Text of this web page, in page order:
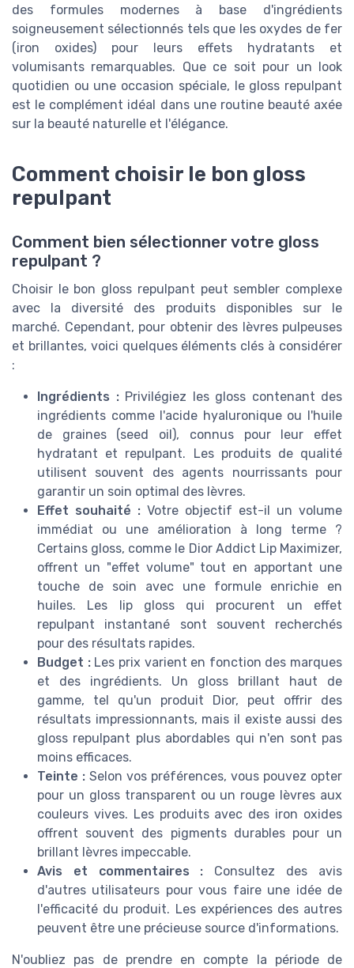
des formules modernes à base d'ingrédients
soigneusement sélectionnés tels que les oxydes de fer
(iron oxides) pour leurs effets hydratants et
volumisants remarquables. Que ce soit pour un look
quotidien ou une occasion spéciale, le gloss repulpant
est le complément idéal dans une routine beauté axée
sur la beauté naturelle et l'élégance.
Comment choisir le bon gloss
repulpant
Comment bien sélectionner votre gloss
repulpant ?
Choisir le bon gloss repulpant peut sembler complexe
avec la diversité des produits disponibles sur le
marché. Cependant, pour obtenir des lèvres pulpeuses
et brillantes, voici quelques éléments clés à considérer
:
Ingrédients :Privilégiez les gloss contenant des
ingrédients comme l'acide hyaluronique ou l'huile
de graines (seed oil), connus pour leur effet
hydratant et repulpant. Les produits de qualité
utilisent souvent des agents nourrissants pour
garantir un soin optimal des lèvres.
Effet souhaité : Votre objectif est-il un volume
immédiat ou une amélioration à long terme ?
Certains gloss, comme le Dior Addict Lip Maximizer,
offrent un "effet volume" tout en apportant une
touche de soin avec une formule enrichie en
huiles. Les lip gloss qui procurent un effet
repulpant instantané sont souvent recherchés
pour des résultats rapides.
Budget :Les prix varient en fonction des marques
et des ingrédients. Un gloss brillant haut de
gamme, tel qu'un produit Dior, peut offrir des
résultats impressionnants, mais il existe aussi des
gloss repulpant plus abordables qui n'en sont pas
moins efficaces.
Teinte : Selon vos préférences, vous pouvez opter
pour un gloss transparent ou un rouge lèvres aux
couleurs vives. Les produits avec des iron oxides
offrent souvent des pigments durables pour un
brillant lèvres impeccable.
Avis et commentaires : Consultez des avis
d'autres utilisateurs pour vous faire une idée de
l'efficacité du produit. Les expériences des autres
peuvent être une précieuse source d'informations.
N'oubliez pas de prendre en compte la période de